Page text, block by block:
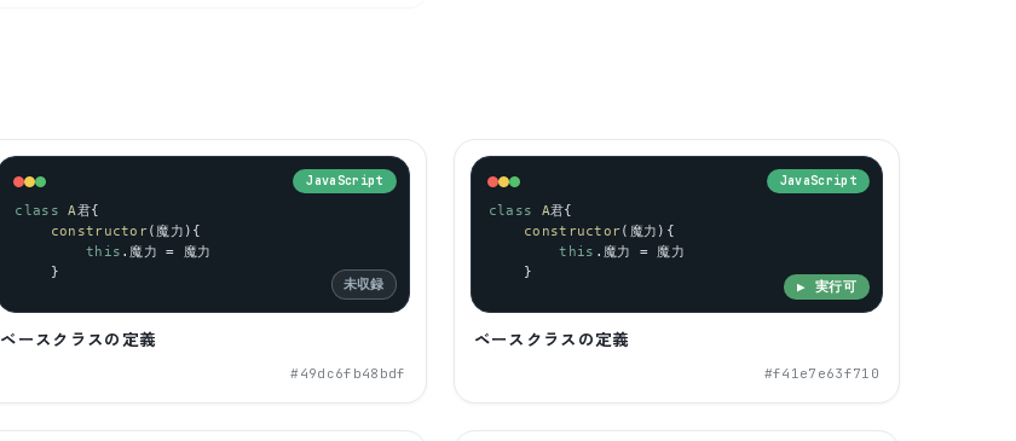
JavaScript
class A君{
constructor(魔力){
this .魔力 = 魔力
    }
未収録
ベースクラスの定義
#49dc6fb48bdf
JavaScript
class A君{
constructor(魔力){
this .魔力 = 魔力
    }
▶ 実行可
ベースクラスの定義
#f41e7e63f710